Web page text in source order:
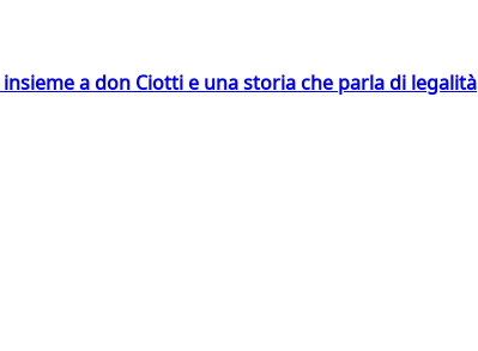
a don Ciotti e una storia che parla di legalità